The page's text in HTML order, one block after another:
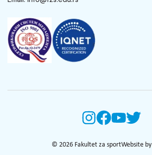
© 2026 Fakultet za sportWebsite by